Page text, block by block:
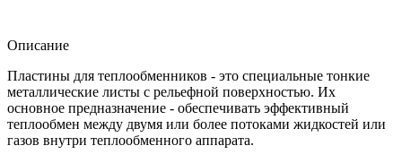
Описание
Пластины для теплообменников - это специальные тонкие
металлические листы с рельефной поверхностью. Их
основное предназначение - обеспечивать эффективный
теплообмен между двумя или более потоками жидкостей или
газов внутри теплообменного аппарата.